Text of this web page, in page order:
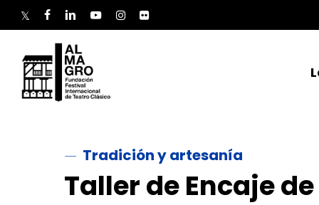
content
twitterfacebooklinkedinyoutubeinstagram
flickr
Tradición y artesanía
Taller de Encaje